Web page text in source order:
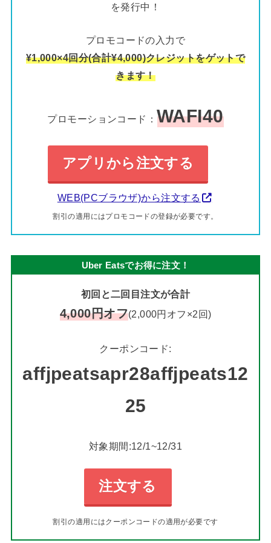
を発行中！
プロモコードの入力で
¥1,000×4回分(合計¥4,000)クレジットをゲットで
きます！
プロモーションコード： WAFI40
アプリから注文する
WEB(PCブラウザ)から注文する
割引の適用にはプロモコードの登録が必要です。
Uber Eatsでお得に注文！
初回と二回目注文が合計
4,000円オフ(2,000円オフ×2回)
クーポンコード:
affjpeatsapr28affjpeats12
25
対象期間:12/1~12/31
注文する
割引の適用にはクーポンコードの適用が必要です